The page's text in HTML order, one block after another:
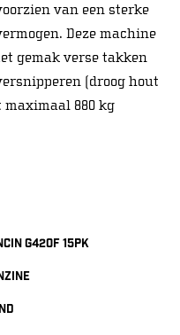
van een sterke
Deze machine
gemak verse takken
(droog hout
maximaal 880 kg
G420f 15pk